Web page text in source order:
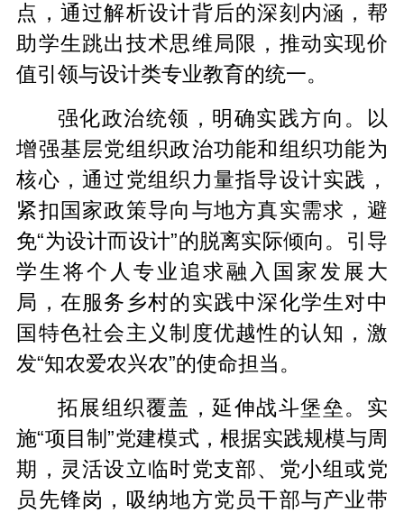
点，通过解析设计背后的深刻内涵，帮
助学生跳出技术思维局限，推动实现价
值引领与设计类专业教育的统一。
强化政治统领，明确实践方向。以
增强基层党组织政治功能和组织功能为
核心，通过党组织力量指导设计实践，
紧扣国家政策导向与地方真实需求，避
免“为设计而设计”的脱离实际倾向。引导
学生将个人专业追求融入国家发展大
局，在服务乡村的实践中深化学生对中
国特色社会主义制度优越性的认知，激
发“知农爱农兴农”的使命担当。
拓展组织覆盖，延伸战斗堡垒。实
施“项目制”党建模式，根据实践规模与周
期，灵活设立临时党支部、党小组或党
员先锋岗，吸纳地方党员干部与产业带